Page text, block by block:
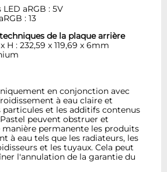
aRGB : 5V
: 13
de la plaque arrière
H : 232,59 x 119,69 x 6mm
en conjonction avec
à eau claire et
particules et les additifs contenus
peuvent obstruer et
permanente les produits
à eau tels que les radiateurs, les
et les tuyaux. Cela peut
l'annulation de la garantie du